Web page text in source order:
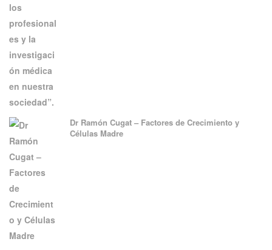
Dr Ramón Cugat – Factores de Crecimiento y
Células Madre